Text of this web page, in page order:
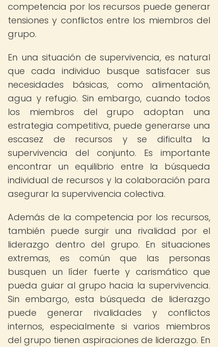
competencia por los recursos puede generar
tensiones y conflictos entre los miembros del
grupo.
En una situación de supervivencia, es natural
que cada individuo busque satisfacer sus
necesidades básicas, como alimentación,
agua y refugio. Sin embargo, cuando todos
los miembros del grupo adoptan una
estrategia competitiva, puede generarse una
escasez de recursos y se dificulta la
supervivencia del conjunto. Es importante
encontrar un equilibrio entre la búsqueda
individual de recursos y la colaboración para
asegurar la supervivencia colectiva.
Además de la competencia por los recursos,
también puede surgir una rivalidad por el
liderazgo dentro del grupo. En situaciones
extremas, es común que las personas
busquen un líder fuerte y carismático que
pueda guiar al grupo hacia la supervivencia.
Sin embargo, esta búsqueda de liderazgo
puede generar rivalidades y conflictos
internos, especialmente si varios miembros
del grupo tienen aspiraciones de liderazgo. En